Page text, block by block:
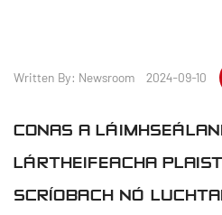
Written By: Newsroom 2024-09-10
CONAS A
LÁRTHEIFEACHA
SCRÍOBACH NÓ